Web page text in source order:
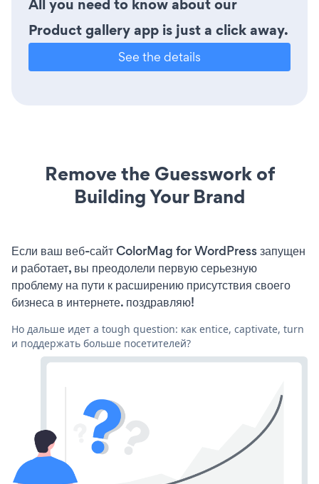
Product gallery app is just a click away.
See the details
Remove the Guesswork of
Building Your Brand
Если ваш веб-сайт ColorMag for WordPress запущен
и работает, вы преодолели первую серьезную
проблему на пути к расширению присутствия своего
бизнеса в интернете. поздравляю!
Но дальше идет a tough question: как entice, captivate, turn
и поддержать больше посетителей?